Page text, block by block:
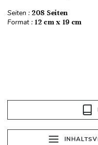
Seiten : 208 Seiten
Format : 12 cm x 19 cm